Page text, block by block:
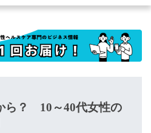
ら？ 10～40代女性の